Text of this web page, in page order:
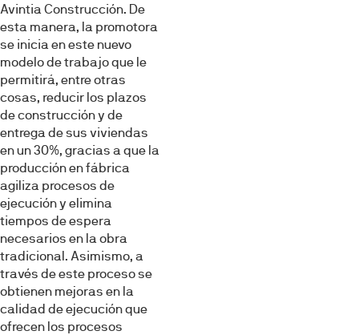
Avintia Construcción. De
esta manera, la promotora
se inicia en este nuevo
modelo de trabajo que le
permitirá, entre otras
cosas, reducir los plazos
de construcción y de
entrega de sus viviendas
en un 30%, gracias a que la
producción en fábrica
agiliza procesos de
ejecución y elimina
tiempos de espera
necesarios en la obra
tradicional. Asimismo, a
través de este proceso se
obtienen mejoras en la
calidad de ejecución que
ofrecen los procesos